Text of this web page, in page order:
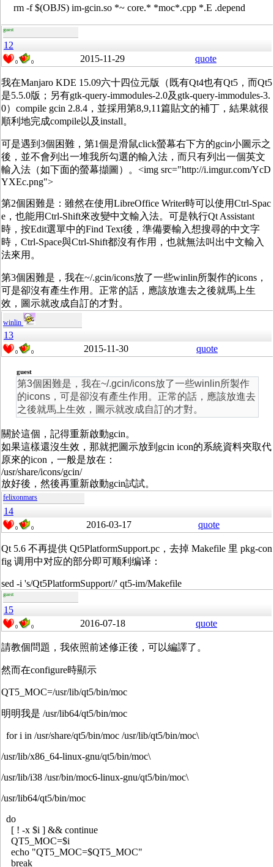
rm -f $(OBJS) im-gcin.so *~ core.* *moc*.cpp *.E .depend
guest
12
0 0 2015-11-29 quote
我在Manjaro KDE 15.09六十四位元版（既有Qt4也有Qt5，而Qt5
是5.5.0版；另有gtk-query-immodules-2.0及gtk-query-immodules-3.
0）compile gcin 2.8.4，並採用第8,9,11篇貼文的補丁，結果就很
順利地完成compile以及install。
可是遇到3個困難，第1個是滑鼠click螢幕右下方的gcin小圖示之
後，並不會列出一堆我所勾選的輸入法，而只有列出一個英文
輸入法（如下面的螢幕擷圖）。<img src="http://i.imgur.com/YcD
YXEc.png">
第2個困難是：雖然在使用LibreOffice Writer時可以使用Ctrl-Spac
e，也能用Ctrl-Shift來改變中文輸入法。可是執行Qt Assistant
時，按Edit選單中的Find Text後，準備要輸入想搜尋的中文字
時，Ctrl-Space與Ctrl-Shift都沒有作用，也就無法叫出中文輸入
法來用。
第3個困難是，我在~/.gcin/icons放了一些winlin所製作的icons，
可是卻沒有產生作用。正常的話，應該放進去之後就馬上生
效，圖示就改成自訂的才對。
winlin
13
0 0 2015-11-30 quote
guest
第3個困難是，我在~/.gcin/icons放了一些winlin所製作
的icons，可是卻沒有產生作用。正常的話，應該放進去
之後就馬上生效，圖示就改成自訂的才對。
關於這個，記得重新啟動gcin。
如果這樣還沒生效，那就把圖示放到gcin icon的系統資料夾取代
原來的icon，一般是放在：
/usr/share/icons/gcin/
放好後，然後再重新啟動gcin試試。
felixonmars
14
0 0 2016-03-17 quote
Qt 5.6 不再提供 Qt5PlatformSupport.pc，去掉 Makefile 里 pkg-con
fig 调用中对应的部分即可顺利编译：
sed -i 's/Qt5PlatformSupport//' qt5-im/Makefile
guest
15
0 0 2016-07-18 quote
請教個問題，我依照前述修正後，可以編譯了。
然而在configure時顯示
QT5_MOC=/usr/lib/qt5/bin/moc
明明我是 /usr/lib64/qt5/bin/moc
for i in /usr/share/qt5/bin/moc /usr/lib/qt5/bin/moc\
/usr/lib/x86_64-linux-gnu/qt5/bin/moc\
/usr/lib/i38 /usr/bin/moc6-linux-gnu/qt5/bin/moc\
/usr/lib64/qt5/bin/moc
do
[ ! -x $i ] && continue
QT5_MOC=$i
echo "QT5_MOC=$QT5_MOC"
break